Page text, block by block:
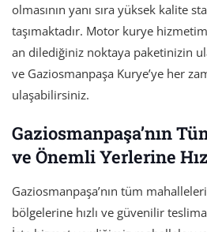
olmasının yanı sıra yüksek kalite
taşımaktadır. Motor kurye
an dilediğiniz noktaya paketinizin
ve Gaziosmanpaşa Kurye’ye her
ulaşabilirsiniz.
Gaziosmanpaşa’nın
ve Önemli Yerlerine
Gaziosmanpaşa’nın tüm
bölgelerine hızlı ve güvenilir